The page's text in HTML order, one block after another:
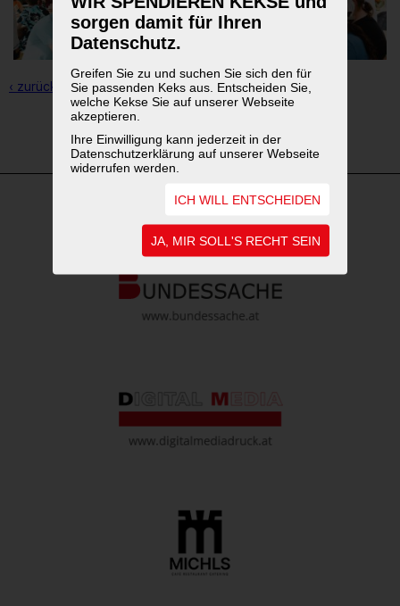
sorgen damit für Ihren
Datenschutz.
Greifen Sie zu und suchen Sie sich den für
Sie passenden Keks aus. Entscheiden Sie,
welche Kekse Sie auf unserer Webseite
akzeptieren.
Ihre Einwilligung kann jederzeit in der
Datenschutzerklärung auf unserer Webseite
widerrufen werden.
ICH WILL ENTSCHEIDEN
JA, MIR SOLL'S RECHT SEIN
‹ zurück zur Übersicht
2 3
WEITERFÜHRENDE LINKS